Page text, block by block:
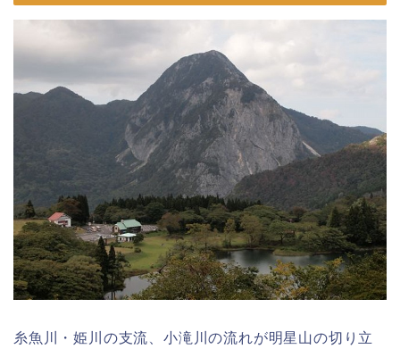
糸魚川・姫川の支流、小滝川の流れが明星山の切り立